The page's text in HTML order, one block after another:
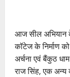
आज सील अभियान के
कॉटेज के निर्माण
अर्चना एवं बैंकुठ
राज सिंह, एक अन्य